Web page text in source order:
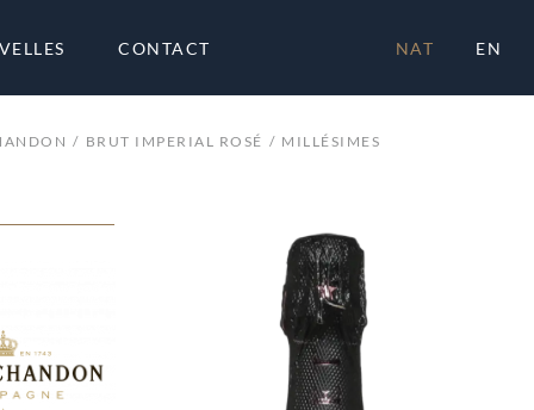
CONTACT NAT EN
BRUT IMPERIAL ROSÉ MILLÉSIMES